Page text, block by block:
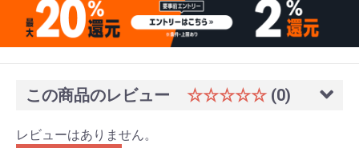
この商品のレビュー ☆☆☆☆☆ (0)
レビューはありません。